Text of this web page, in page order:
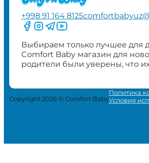
+998 91 164 8125
Следите за нами на Facebook
Следите за нами в Instagram
Следите за нами в
Следите за нами в
Выбираем только лучшее для
Comfort Baby магазин для
родители были уверены, что
Copyright 2026 © Comfort Baby
Политика
Условия